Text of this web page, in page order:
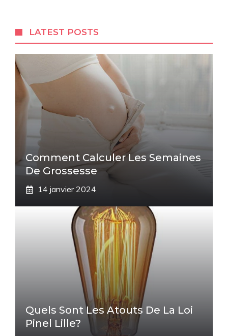
LATEST POSTS
Comment Calculer Les Semaines
De Grossesse
14 janvier 2024
Quels Sont Les Atouts De La Loi
Pinel Lille?